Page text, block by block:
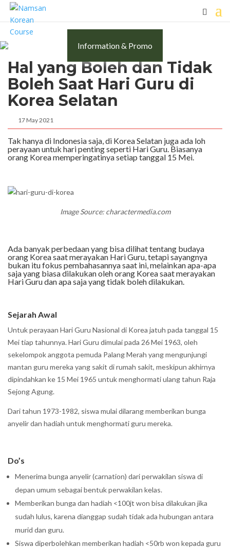
Information & Promo
Hal yang Boleh dan Tidak
Boleh Saat Hari Guru di
Korea Selatan
17 May 2021
Tak hanya di Indonesia saja, di Korea Selatan juga ada loh
perayaan untuk hari penting seperti Hari Guru. Biasanya
orang Korea memperingatinya setiap tanggal 15 Mei.
Image Source: charactermedia.com
Ada banyak perbedaan yang bisa dilihat tentang budaya
orang Korea saat merayakan Hari Guru, tetapi sayangnya
bukan itu fokus pembahasannya saat ini, melainkan apa-apa
saja yang biasa dilakukan oleh orang Korea saat merayakan
Hari Guru dan apa saja yang tidak boleh dilakukan.
Sejarah Awal
Untuk perayaan Hari Guru Nasional di Korea jatuh pada tanggal 15
Meitiap tahunnya. Hari Guru dimulai pada 26 Mei 1963, oleh
sekelompok anggota pemuda Palang Merah yang mengunjungi
mantan guru mereka yang sakit di rumah sakit, meskipun akhirnya
dipindahkan ke 15 Mei 1965 untuk menghormati ulang tahun Raja
Sejong Agung.
Dari tahun 1973-1982, siswa mulai dilarang memberikan bunga
anyelir dan hadiah untuk menghormati guru mereka.
Do’s
Menerima bunga anyelir(carnation) dari perwakilan siswa di
depan umum sebagai bentuk perwakilan kelas.
Memberikan bunga dan hadiah <100jt won bisa dilakukan jika
sudah lulus, karena dianggap sudah tidak ada hubungan antara
murid dan guru.
Siswa diperbolehkan memberikan hadiah <50rb won kepada guru